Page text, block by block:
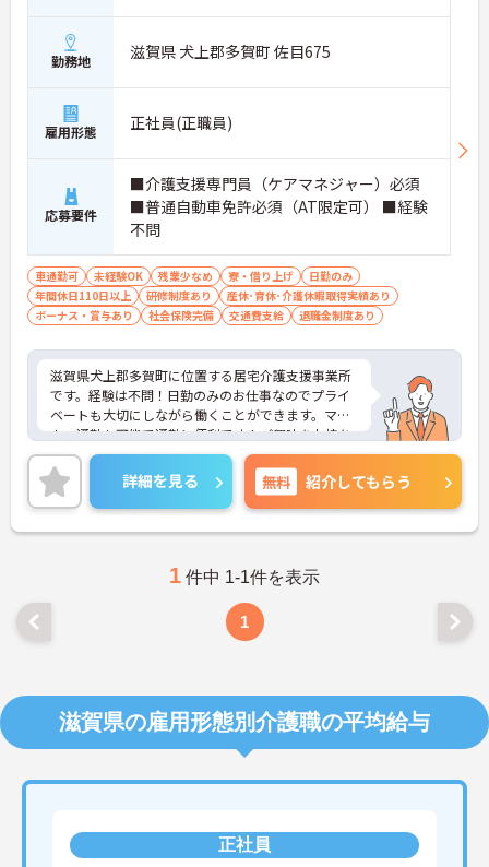
勤務地 滋賀県 犬上郡多賀町 佐目675
雇用形態 正社員(正職員)
応募要件
■介護支援専門員（ケアマネジャー）必須
■普通自動車免許必須（AT限定可） ■経験
不問
車通勤可 未経験OK 残業少なめ 寮・借り上げ
日勤のみ
年間休日110日以上
研修制度あり
産休･育休･介護休暇取得実績あり
ボーナス・賞与あり
社会保険完備 交通費支給 退職金制度あり
滋賀県犬上郡多賀町に位置する居宅介護支援事業所
です。経験は不問！日勤のみのお仕事なのでプライ
ベートも大切にしながら働くことができます。マイ
カー通勤も可能で通勤に便利です！ご興味をお持ち
の方はお気軽にお問い合わせください。
詳細を見る 無料 紹介してもらう
1 件中 1-1件を表示
1
滋賀県の雇用形態別介護職の平均給与
正社員